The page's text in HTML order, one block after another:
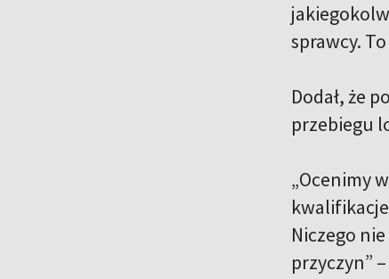
sprawcy.
Dodał, że
przebiegu
„Ocenimy
Niczego
przyczyn”